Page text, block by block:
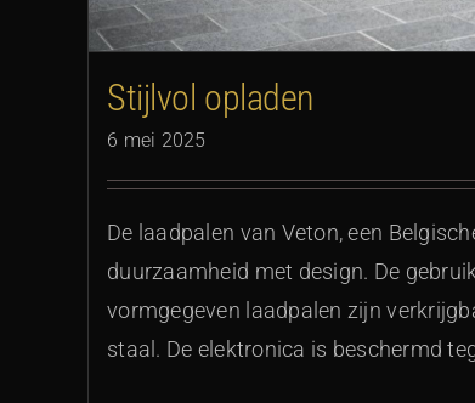
Stijlvol opladen
6 mei 2025
De laadpalen van Veton, een
duurzaamheid met design. De
vormgegeven laadpalen zijn
staal. De elektronica is beschermd